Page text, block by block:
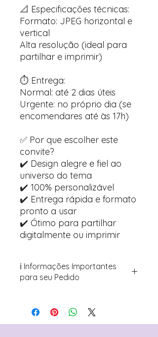
📐 Especificações técnicas:
Formato: JPEG horizontal e
vertical
Alta resolução (ideal para
partilhar e imprimir)
⏱️ Entrega:
Normal: até 2 dias úteis
Urgente: no próprio dia (se
encomendares até às 17h)
✅ Por que escolher este
convite?
✔️ Design alegre e fiel ao
universo do tema
✔️ 100% personalizável
✔️ Entrega rápida e formato
pronto a usar
✔️ Ótimo para partilhar
digitalmente ou imprimir
ℹ️ Informações Importantes
para seu Pedido
Avance para a página de checkout
(próximo passo após o carrinho)
Encontre o campo de "Notas do